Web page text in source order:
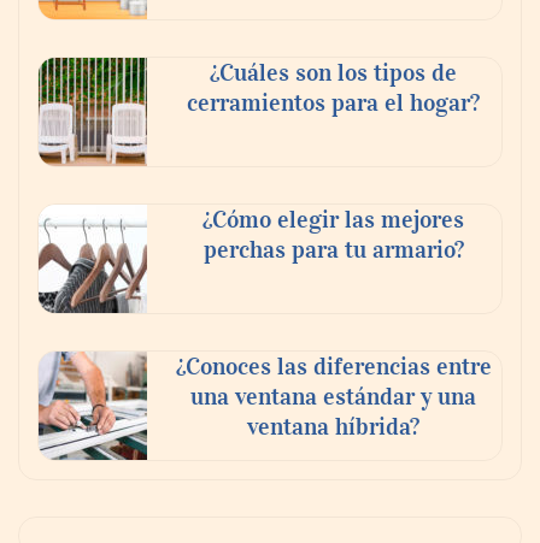
oportunidades
¿Cuáles son los tipos de
cerramientos para el hogar?
¿Cómo elegir las mejores
perchas para tu armario?
¿Conoces las diferencias entre
una ventana estándar y una
ventana híbrida?